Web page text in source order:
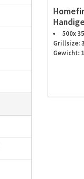
500x
Grillsize:
Gewicht: